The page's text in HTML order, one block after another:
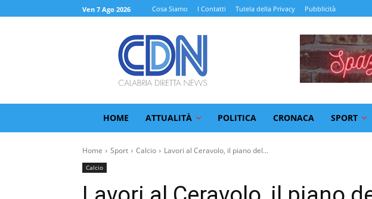
Ven 7 Ago 2026 Cosa Siamo I Contatti Tutela della Privacy Pubblicità
HOME ATTUALITÀ POLITICA CRONACA SPORT
Home Sport Calcio Lavori al Ceravolo, il piano del...
Calcio